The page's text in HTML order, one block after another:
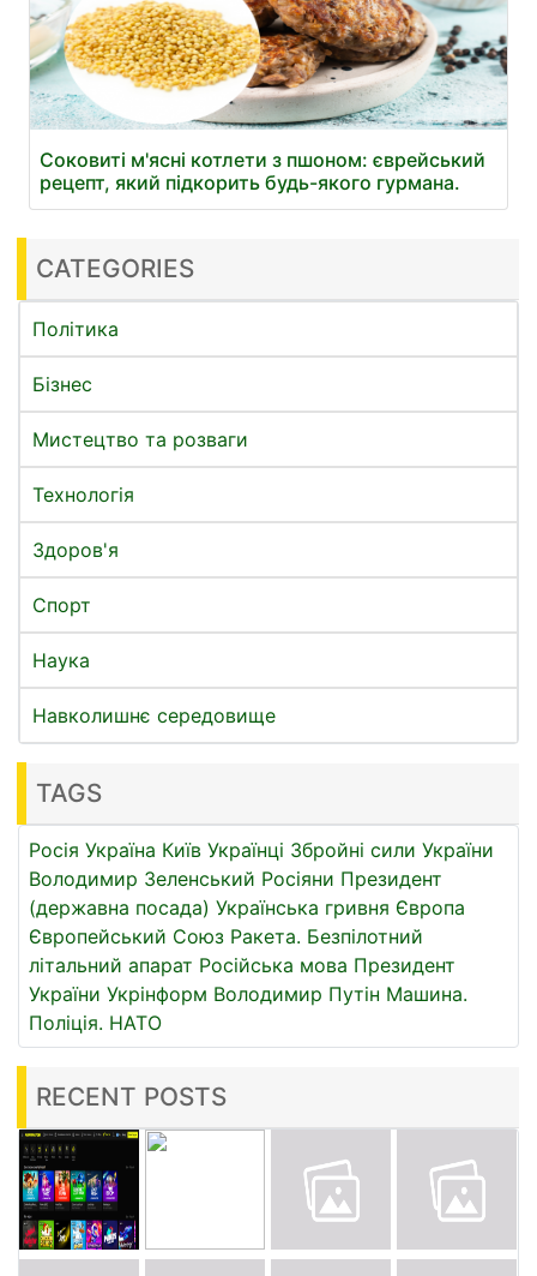
Соковиті м'ясні котлети з пшоном: єврейський
рецепт, який підкорить будь-якого гурмана.
CATEGORIES
Політика
Бізнес
Мистецтво та розваги
Технологія
Здоров'я
Спорт
Наука
Навколишнє середовище
TAGS
Росія Україна Київ Українці Збройні сили України
Володимир Зеленський Росіяни Президент
(державна посада) Українська гривня Європа
Європейський Союз Ракета. Безпілотний
літальний апарат Російська мова Президент
України Укрінформ Володимир Путін Машина.
Поліція. НАТО
RECENT POSTS